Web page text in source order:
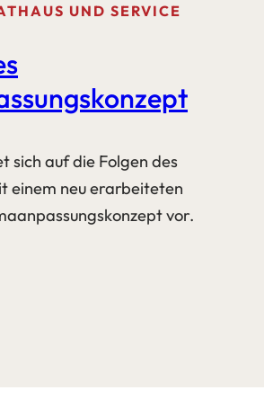
UND SERVICE
sich auf die Folgen des
einem neu erarbeiteten
vor.